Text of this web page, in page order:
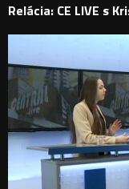
Relácia: CE LIVE s